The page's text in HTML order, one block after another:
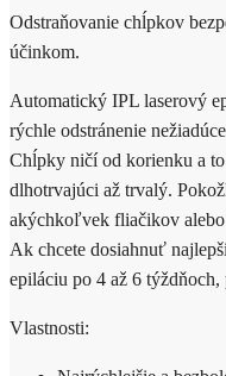
Odstraňovanie chĺpkov
účinkom.
Automatický IPL laserový
rýchle odstránenie
Chĺpky ničí od korienku a
dlhotrvajúci až trvalý.
akýchkoľvek fliačikov alebo
Ak chcete dosiahnuť
epiláciu po 4 až 6
Vlastnosti: